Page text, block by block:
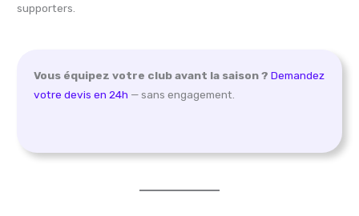
supporters.
Vous équipez votre club avant la saison ? Demandez
votre devis en 24h — sans engagement.